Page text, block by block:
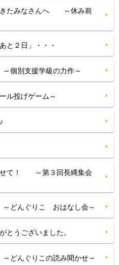
きたみなさんへ ～休み前
と２日」・・・
個別支援学級の力作～
投げゲーム～
せて！ ～第３回長縄集会
どんぐりこ おはなし会～
とうございました。
んぐりこの読み聞かせ～